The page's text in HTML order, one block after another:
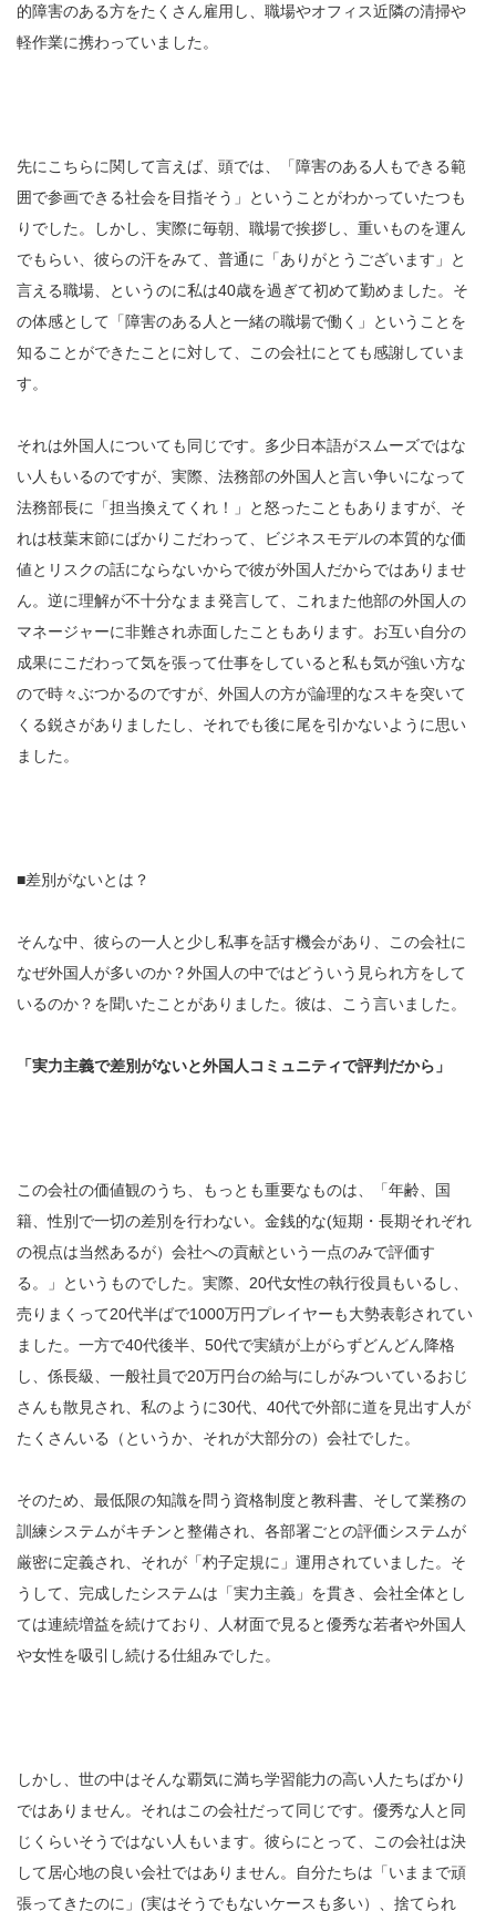
的障害のある方をたくさん雇用し、職場やオフィス近隣の清掃や
軽作業に携わっていました。
先にこちらに関して言えば、頭では、「障害のある人もできる範
囲で参画できる社会を目指そう」ということがわかっていたつも
りでした。しかし、実際に毎朝、職場で挨拶し、重いものを運ん
でもらい、彼らの汗をみて、普通に「ありがとうございます」と
言える職場、というのに私は40歳を過ぎて初めて勤めました。そ
の体感として「障害のある人と一緒の職場で働く」ということを
知ることができたことに対して、この会社にとても感謝していま
す。
それは外国人についても同じです。多少日本語がスムーズではな
い人もいるのですが、実際、法務部の外国人と言い争いになって
法務部長に「担当換えてくれ！」と怒ったこともありますが、そ
れは枝葉末節にばかりこだわって、ビジネスモデルの本質的な価
値とリスクの話にならないからで彼が外国人だからではありませ
ん。逆に理解が不十分なまま発言して、これまた他部の外国人の
マネージャーに非難され赤面したこともあります。お互い自分の
成果にこだわって気を張って仕事をしていると私も気が強い方な
ので時々ぶつかるのですが、外国人の方が論理的なスキを突いて
くる鋭さがありましたし、それでも後に尾を引かないように思い
ました。
■差別がないとは？
そんな中、彼らの一人と少し私事を話す機会があり、この会社に
なぜ外国人が多いのか？外国人の中ではどういう見られ方をして
いるのか？を聞いたことがありました。彼は、こう言いました。
「実力主義で差別がないと外国人コミュニティで評判だから」
この会社の価値観のうち、もっとも重要なものは、「年齢、国
籍、性別で一切の差別を行わない。金銭的な(短期・長期それぞれ
の視点は当然あるが）会社への貢献という一点のみで評価す
る。」というものでした。実際、20代女性の執行役員もいるし、
売りまくって20代半ばで1000万円プレイヤーも大勢表彰されてい
ました。一方で40代後半、50代で実績が上がらずどんどん降格
し、係長級、一般社員で20万円台の給与にしがみついているおじ
さんも散見され、私のように30代、40代で外部に道を見出す人が
たくさんいる（というか、それが大部分の）会社でした。
そのため、最低限の知識を問う資格制度と教科書、そして業務の
訓練システムがキチンと整備され、各部署ごとの評価システムが
厳密に定義され、それが「杓子定規に」運用されていました。そ
うして、完成したシステムは「実力主義」を貫き、会社全体とし
ては連続増益を続けており、人材面で見ると優秀な若者や外国人
や女性を吸引し続ける仕組みでした。
しかし、世の中はそんな覇気に満ち学習能力の高い人たちばかり
ではありません。それはこの会社だって同じです。優秀な人と同
じくらいそうではない人もいます。彼らにとって、この会社は決
して居心地の良い会社ではありません。自分たちは「いままで頑
張ってきたのに」(実はそうでもないケースも多い）、捨てられ